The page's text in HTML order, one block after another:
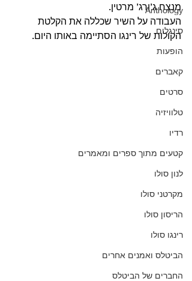
Anthology
סינגלים
הופעות
קאברים
סרטים
טלוויזיה
רדיו
קטעים מתוך ספרים ומאמרים
לנון סולו
מקרטני סולו
הריסון סולו
רינגו סולו
הביטלס ואמנים אחרים
החברים של הביטלס
מנצח ג’ורג’ מרטין.
העבודה על השיר שכללה את הקלטת
הקולות של רינגו הסתיימה באותו היום.